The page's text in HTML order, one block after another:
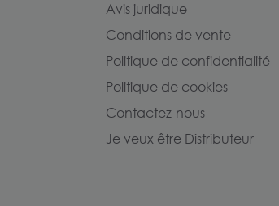
Avis juridique
Conditions de vente
Politique de confidentialité
Politique de cookies
Contactez-nous
Je veux être Distributeur